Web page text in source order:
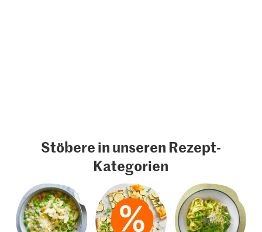
Stöbere in unseren Rezept-
Kategorien